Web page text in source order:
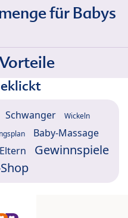
für Babys
Schwanger Wickeln
Baby-Massage
Gewinnspiele